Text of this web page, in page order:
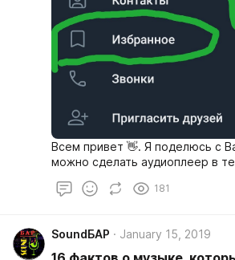
Всем привет 👋. Я поделюсь с
можно сделать аудиоплеер в
181
SoundБАР January 15, 2019